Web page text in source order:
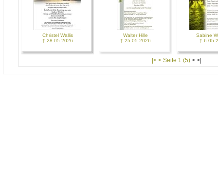
Christel Wallis
† 28.05.2026
Walter Hille
† 25.05.2026
Sabine
†
|< < Seite 1 (5) > >|